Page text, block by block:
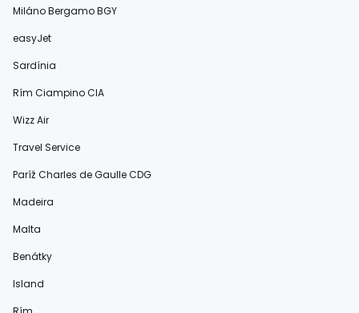
Miláno Bergamo BGY
easyJet
Sardínia
Rím Ciampino CIA
Wizz Air
Travel Service
Paríž Charles de Gaulle CDG
Madeira
Malta
Benátky
Island